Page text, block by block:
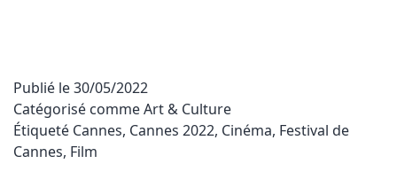
Publié le30/05/2022
Catégorisé commeArt & Culture
Étiqueté Cannes, Cannes 2022, Cinéma, Festival de
Cannes, Film